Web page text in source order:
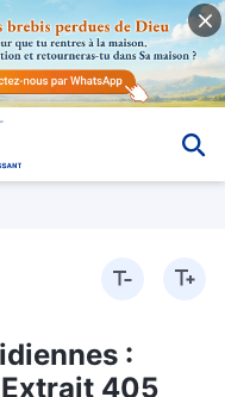
:
405